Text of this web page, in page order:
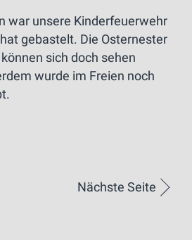
war unsere Kinderfeuerwehr
gebastelt. Die Osternester
sich doch sehen
wurde im Freien noch
Nächste Seite